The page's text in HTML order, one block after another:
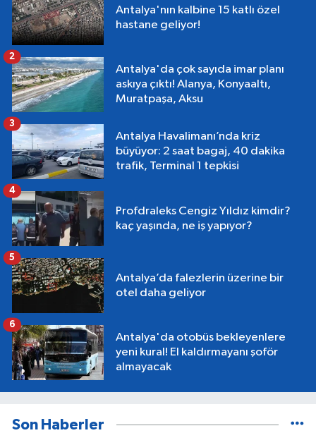
Antalya'nın kalbine 15 katlı özel
hastane geliyor!
Antalya'da çok sayıda imar planı
askıya çıktı! Alanya, Konyaaltı,
Muratpaşa, Aksu
2
Antalya Havalimanı’nda kriz
büyüyor: 2 saat bagaj, 40 dakika
trafik, Terminal 1 tepkisi
3
Profdraleks Cengiz Yıldız kimdir?
kaç yaşında, ne iş yapıyor?
4
Antalya’da falezlerin üzerine bir
otel daha geliyor
5
Antalya'da otobüs bekleyenlere
yeni kural! El kaldırmayanı şoför
almayacak
6
Son Haberler